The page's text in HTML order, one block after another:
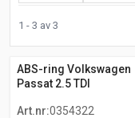
1 - 3 av 3
ABS-ring Volkswagen
Passat 2.5 TDI
Art.nr:0354322